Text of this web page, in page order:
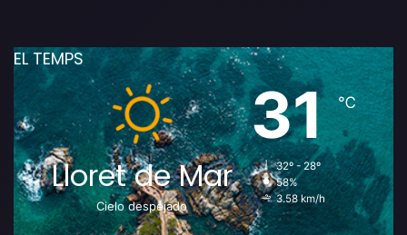
EL TEMPS
Lloret de Mar
Cielo despejado
31℃
32º - 28º
58%
3.58 km/h